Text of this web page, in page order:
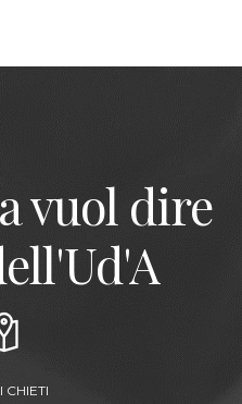
vuol dire
CHIETI